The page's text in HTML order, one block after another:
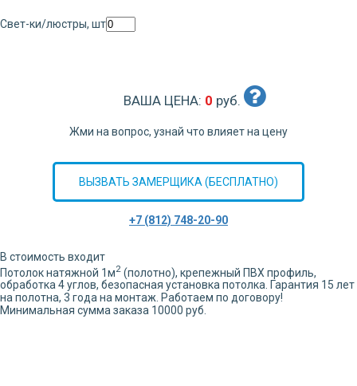
Свет-ки/люстры, шт
ВАША ЦЕНА: 0 руб.
Жми на вопрос, узнай что влияет на цену
ВЫЗВАТЬ ЗАМЕРЩИКА (БЕСПЛАТНО)
+7 (812) 748-20-90
В стоимость входит
Потолок натяжной 1м2 (полотно), крепежный ПВХ профиль,
обработка4углов, безопасная установка потолка. Гарантия 15 лет
на полотна, 3 года на монтаж. Работаем по договору!
Минимальная сумма заказа 10000 руб.